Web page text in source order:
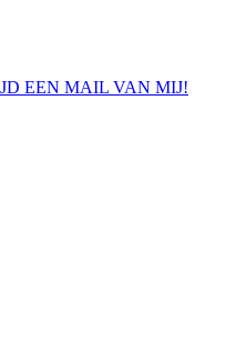
EEN MAIL VAN MIJ!